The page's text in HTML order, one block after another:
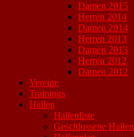
Damen 2015
Herren 2014
Damen 2014
Herren 2013
Damen 2013
Herren 2012
Damen 2012
Vereine
Trainings
Hallen
Hallenliste
Geschlossene Hallen